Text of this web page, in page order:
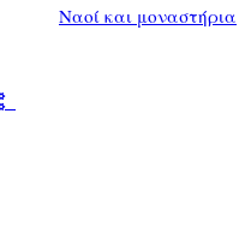
Ναοί και μοναστήρια